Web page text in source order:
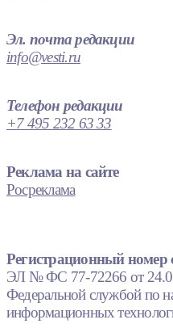
Эл. почта редакции
info@vesti.ru
Телефон редакции
+7 495 232 63 33
Реклама на сайте
Росреклама
Регистрационный номер
ЭЛ № ФС 77-72266 от
Федеральной службой по
информационных